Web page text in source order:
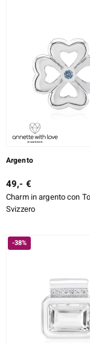
Argento
49,- €
Charm in argento con
Svizzero
-38%